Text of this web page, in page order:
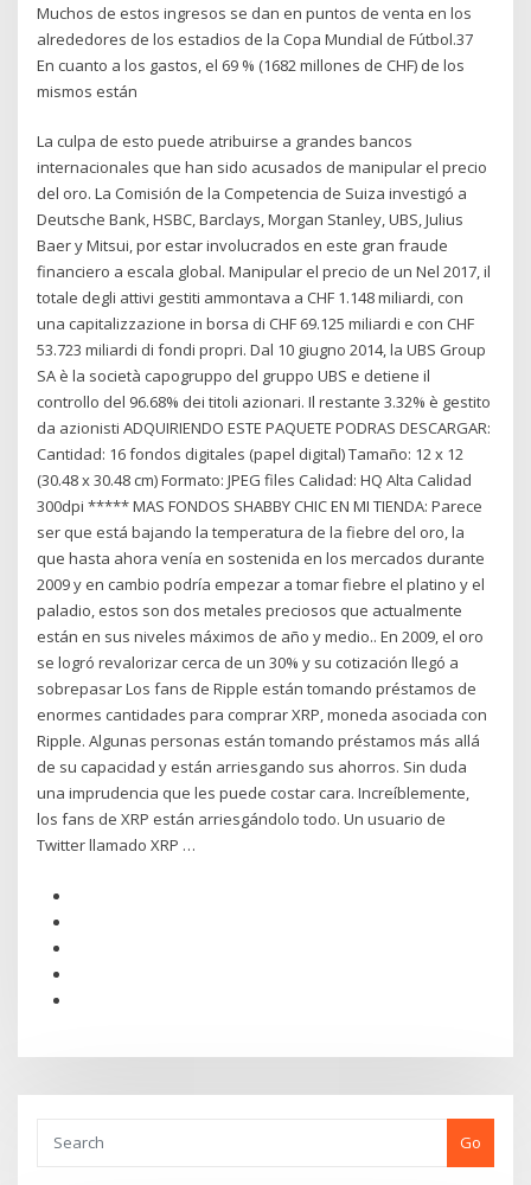
Muchos de estos ingresos se dan en puntos de venta en los
alrededores de los estadios de la Copa Mundial de Fútbol.37
En cuanto a los gastos, el 69 % (1682 millones de CHF) de los
mismos están
La culpa de esto puede atribuirse a grandes bancos
internacionales que han sido acusados de manipular el precio
del oro. La Comisión de la Competencia de Suiza investigó a
Deutsche Bank, HSBC, Barclays, Morgan Stanley, UBS, Julius
Baer y Mitsui, por estar involucrados en este gran fraude
financiero a escala global. Manipular el precio de un Nel 2017, il
totale degli attivi gestiti ammontava a CHF 1.148 miliardi, con
una capitalizzazione in borsa di CHF 69.125 miliardi e con CHF
53.723 miliardi di fondi propri. Dal 10 giugno 2014, la UBS Group
SA è la società capogruppo del gruppo UBS e detiene il
controllo del 96.68% dei titoli azionari. Il restante 3.32% è gestito
da azionisti ADQUIRIENDO ESTE PAQUETE PODRAS DESCARGAR:
Cantidad: 16 fondos digitales (papel digital) Tamaño: 12 x 12
(30.48 x 30.48 cm) Formato: JPEG files Calidad: HQ Alta Calidad
300dpi ***** MAS FONDOS SHABBY CHIC EN MI TIENDA: Parece
ser que está bajando la temperatura de la fiebre del oro, la
que hasta ahora venía en sostenida en los mercados durante
2009 y en cambio podría empezar a tomar fiebre el platino y el
paladio, estos son dos metales preciosos que actualmente
están en sus niveles máximos de año y medio.. En 2009, el oro
se logró revalorizar cerca de un 30% y su cotización llegó a
sobrepasar Los fans de Ripple están tomando préstamos de
enormes cantidades para comprar XRP, moneda asociada con
Ripple. Algunas personas están tomando préstamos más allá
de su capacidad y están arriesgando sus ahorros. Sin duda
una imprudencia que les puede costar cara. Increíblemente,
los fans de XRP están arriesgándolo todo. Un usuario de
Twitter llamado XRP …
Go